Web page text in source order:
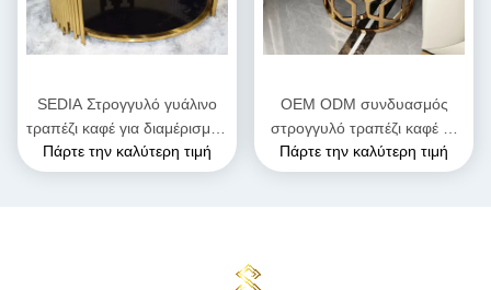
SEDIA Στρογγυλό γυάλινο
τραπέζι καφέ για διαμέρισμα /
μπαρ / ξενοδοχείο
Πάρτε την καλύτερη τιμή
OEM ODM συνδυασμός
στρογγυλό τραπέζι καφέ με
μαρμάρινη κορυφή
Πάρτε την καλύτερη τιμή